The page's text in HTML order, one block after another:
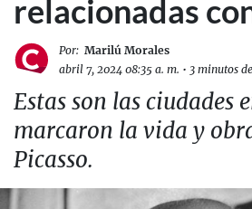
relacionadas
Por: Marilú Morales
abril 7, 2024 08:35 a. m. • 3 minutos
Estas son las ciudades
marcaron la vida y
Picasso.